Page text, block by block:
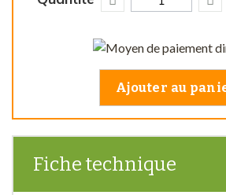
Ajouter au
Fiche technique